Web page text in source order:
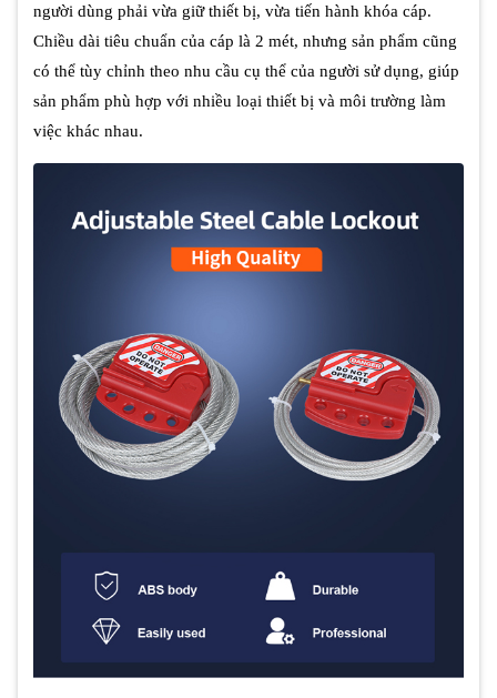
người dùng phải vừa giữ thiết bị, vừa tiến hành khóa cáp.
Chiều dài tiêu chuẩn của cáp là 2 mét, nhưng sản phẩm cũng
có thể tùy chỉnh theo nhu cầu cụ thể của người sử dụng, giúp
sản phẩm phù hợp với nhiều loại thiết bị và môi trường làm
việc khác nhau.